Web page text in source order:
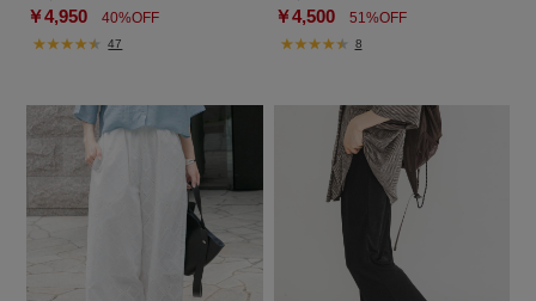
￥4,950 40%OFF
47
￥4,50051%OFF
8